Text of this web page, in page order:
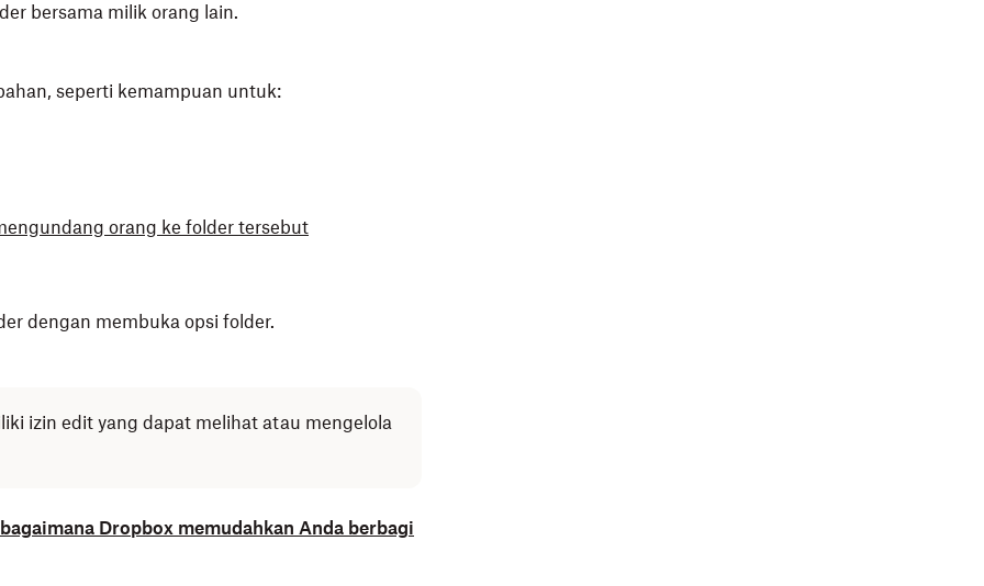
bersama milik orang lain.
seperti kemampuan untuk:
orang ke folder tersebut
dengan membuka opsi folder.
izin edit yang dapat melihat atau mengelola
Dropbox memudahkan Anda berbagi